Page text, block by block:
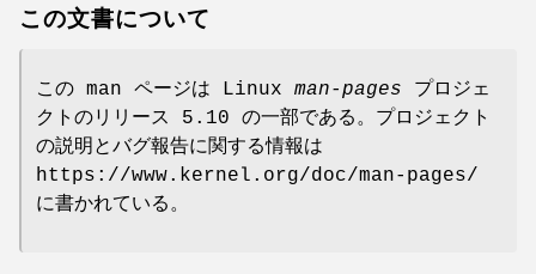
この文書について
この man ページは Linux man-pages プロジェ
クトのリリース 5.10 の一部である。プロジェクト
の説明とバグ報告に関する情報は
https://www.kernel.org/doc/man-pages/
に書かれている。